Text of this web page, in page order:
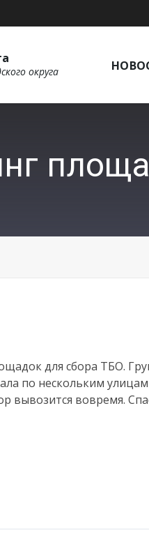
округа
для сбора ТБО.
по нескольким
вывозится вовремя.